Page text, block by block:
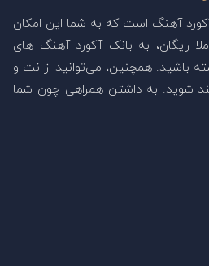
آهنگ است که به شما این امکان
رایگان، به بانک آکورد آهنگ های
باشید. همچنین، می‌توانید از نت و
شوید. به داشتن همراهی چون شما